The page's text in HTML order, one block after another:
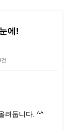
에!
려둡니다. ^^